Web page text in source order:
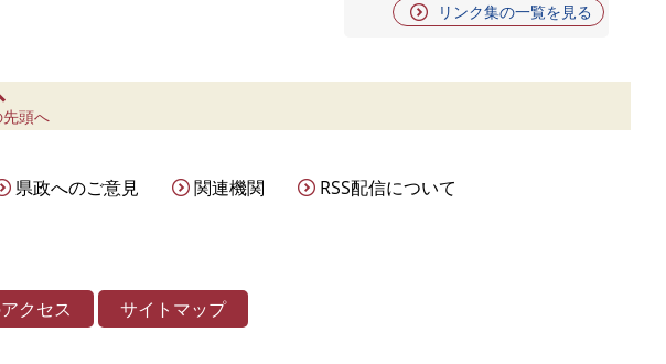
リンク集の一覧を見る
頭へ
県政へのご意見 関連機関 RSS配信について
クセス サイトマップ